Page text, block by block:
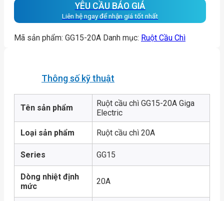
YÊU CẦU BÁO GIÁ
Liên hệ ngay để nhận giá tốt nhất
Mã sản phẩm: GG15-20A Danh mục: Ruột Cầu Chì
Thông số kỹ thuật
Tên sản phẩm
Ruột cầu chì GG15-20A Giga
Electric
Loại sản phẩm Ruột cầu chì 20A
Series GG15
Dòng nhiệt định
mức
20A